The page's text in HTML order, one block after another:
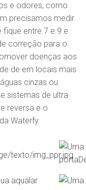
e odores, como
precisamos medir
fique entre 7 e 9 e
correção para o
doenças aos
de em locais mais
cinzas ou
sistemas de ultra
reversa e o
Waterfy.